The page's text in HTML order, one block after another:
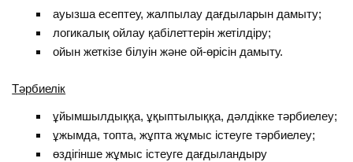
ауызша есептеу, жалпылау дағдыларын дамыту;
логикалық ойлау қабілеттерін жетілдіру;
ойын жеткізе білуін және ой-өрісін дамыту.
Тәрбиелік
ұйымшылдыққа, ұқыптылыққа, дәлдікке тәрбиелеу;
ұжымда, топта, жұпта жұмыс істеуге тәрбиелеу;
өздігінше жұмыс істеуге дағдыландыру